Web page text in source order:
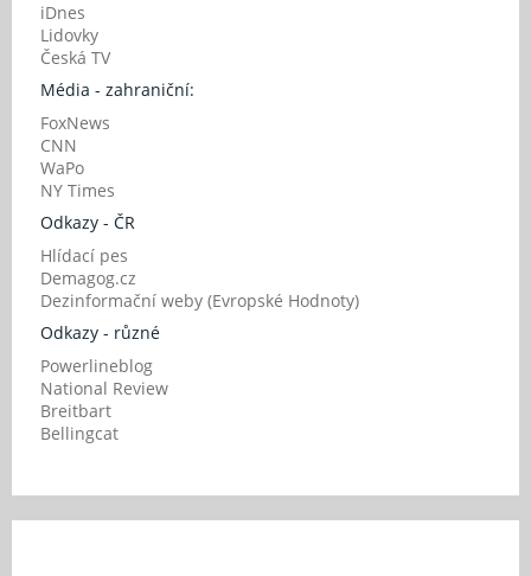
iDnes
Lidovky
Česká TV
Média - zahraniční:
FoxNews
CNN
WaPo
NY Times
Odkazy - ČR
Hlídací pes
Demagog.cz
Dezinformační weby (Evropské Hodnoty)
Odkazy - různé
Powerlineblog
National Review
Breitbart
Bellingcat